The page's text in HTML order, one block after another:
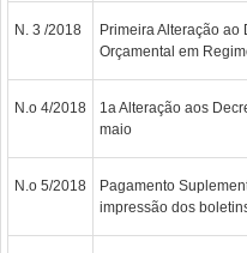
N. 3 /2018
Primeira Alteração ao
Orçamental em
N.o 4/2018
1a Alteração aos
maio
N.o 5/2018
Pagamento
impressão dos